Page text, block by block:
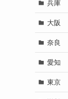
兵庫
大阪
奈良
愛知
東京